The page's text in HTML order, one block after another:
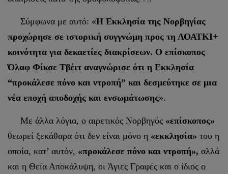
Σύμφωνα με αυτό: «Η Εκκλησία της Νορβηγίας
προχώρησε σε ιστορική συγγνώμη προς τη ΛΟΑΤΚΙ+
κοινότητα για δεκαετίες διακρίσεων. Ο επίσκοπος
Όλαφ Φίκσε Τβέιτ αναγνώρισε ότι η Εκκλησία
“προκάλεσε πόνο και ντροπή” και δεσμεύτηκε σε μια
νέα εποχή αποδοχής και ενσωμάτωσης».
Με άλλα λόγια, ο αιρετικός Νορβηγός «επίσκοπος»
θεωρεί ξεκάθαρα ότι δεν είναι μόνο η «εκκλησία» του η
οποία, κατ’ αυτόν, «προκάλεσε πόνο και ντροπή», αλλά
και η Θεία Αποκάλυψη, οι Άγιες Γραφές και ο ίδιος ο